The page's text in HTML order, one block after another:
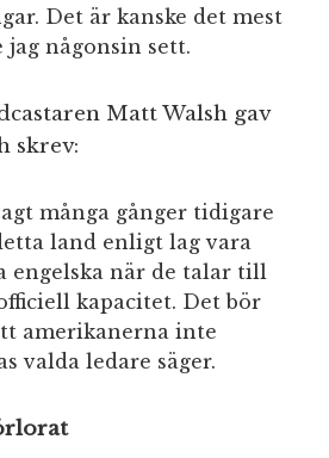
Det är kanske det mest
någonsin sett.
Matt Walsh gav
skrev:
många gånger tidigare
land enligt lag vara
engelska när de talar till
kapacitet. Det bör
amerikanerna inte
valda ledare säger.